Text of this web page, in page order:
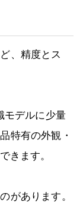
、精度とス
モデルに少量
特有の外観・
きます。
があります。